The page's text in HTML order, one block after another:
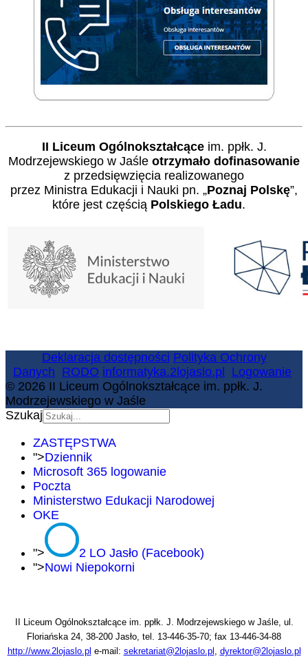
II Liceum Ogólnokształcąceim. ppłk. J.
Modrzejewskiego w Jaśle otrzymało dofinasowanie
z przedsięwzięcia realizowanego
przez Ministra Edukacji i Nauki pn. „Poznaj Polskę”,
które jest częścią Polskiego Ładu.
Deklaracja dostępności Polityka Ochrony
Danych RODO informatyka.2lojaslo.pl
Logowanie
© 2026 II Liceum Ogólnokształcące im. ppłk. J.
Modrzejewskiego w Jaśle
Szukaj
ZASTĘPSTWA
">Dziennik
Microsoft 365 logowanie
Poczta
Ministerstwo Edukacji Narodowej
OKE
">
2 LO Jasło (Facebook)
">Nowi Niepokorni
II Liceum Ogólnokształcące im. ppłk. J. Modrzejewskiego w Jaśle, ul.
Floriańska 24, 38-200 Jasło, tel. 13-446-35-70; fax 13-446-34-88
http://www.2lojaslo.pl e-mail: sekretariat@2lojaslo.pl , dyrektor@2lojaslo.pl